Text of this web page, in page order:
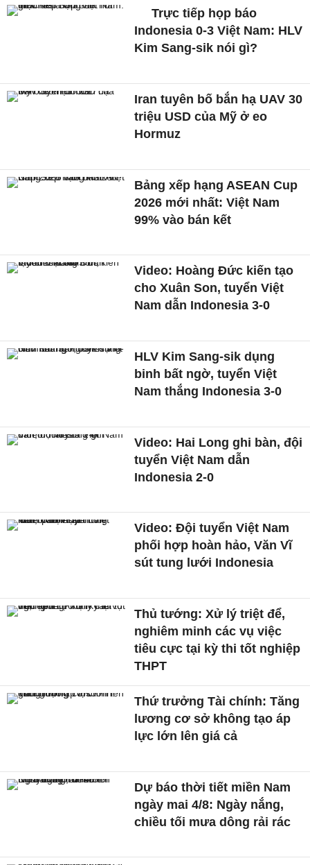
Trực tiếp họp báo
Indonesia 0-3 Việt Nam: HLV
Kim Sang-sik nói gì?
Iran tuyên bố bắn hạ UAV 30
triệu USD của Mỹ ở eo
Hormuz
Bảng xếp hạng ASEAN Cup
2026 mới nhất: Việt Nam
99% vào bán kết
Video: Hoàng Đức kiến tạo
cho Xuân Son, tuyển Việt
Nam dẫn Indonesia 3-0
HLV Kim Sang-sik dụng
binh bất ngờ, tuyển Việt
Nam thắng Indonesia 3-0
Video: Hai Long ghi bàn, đội
tuyển Việt Nam dẫn
Indonesia 2-0
Video: Đội tuyển Việt Nam
phối hợp hoàn hảo, Văn Vĩ
sút tung lưới Indonesia
Thủ tướng: Xử lý triệt để,
nghiêm minh các vụ việc
tiêu cực tại kỳ thi tốt nghiệp
THPT
Thứ trưởng Tài chính: Tăng
lương cơ sở không tạo áp
lực lớn lên giá cả
Dự báo thời tiết miền Nam
ngày mai 4/8: Ngày nắng,
chiều tối mưa dông rải rác